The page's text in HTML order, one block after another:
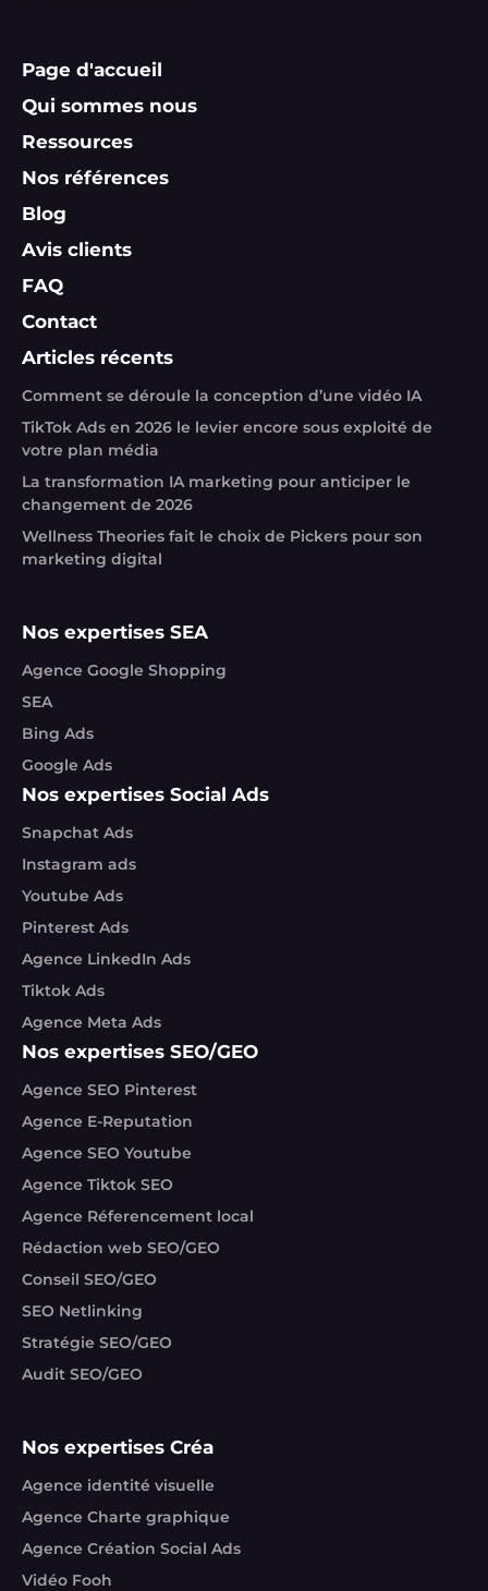
Page d'accueil
Qui sommes nous
Ressources
Nos références
Blog
Avis clients
FAQ
Contact
Articles récents
Comment se déroule la conception d’une vidéo IA
TikTok Ads en 2026 le levier encore sous exploité de
votre plan média
La transformation IA marketing pour anticiper le
changement de 2026
Wellness Theories fait le choix de Pickers pour son
marketing digital
Nos expertises SEA
Agence Google Shopping
SEA
Bing Ads
Google Ads
Nos expertises Social Ads
Snapchat Ads
Instagram ads
Youtube Ads
Pinterest Ads
Agence LinkedIn Ads
Tiktok Ads
Agence Meta Ads
Nos expertises SEO/GEO
Agence SEO Pinterest
Agence E-Reputation
Agence SEO Youtube
Agence Tiktok SEO
Agence Réferencement local
Rédaction web SEO/GEO
Conseil SEO/GEO
SEO Netlinking
Stratégie SEO/GEO
Audit SEO/GEO
Nos expertises Créa
Agence identité visuelle
Agence Charte graphique
Agence Création Social Ads
Vidéo Fooh